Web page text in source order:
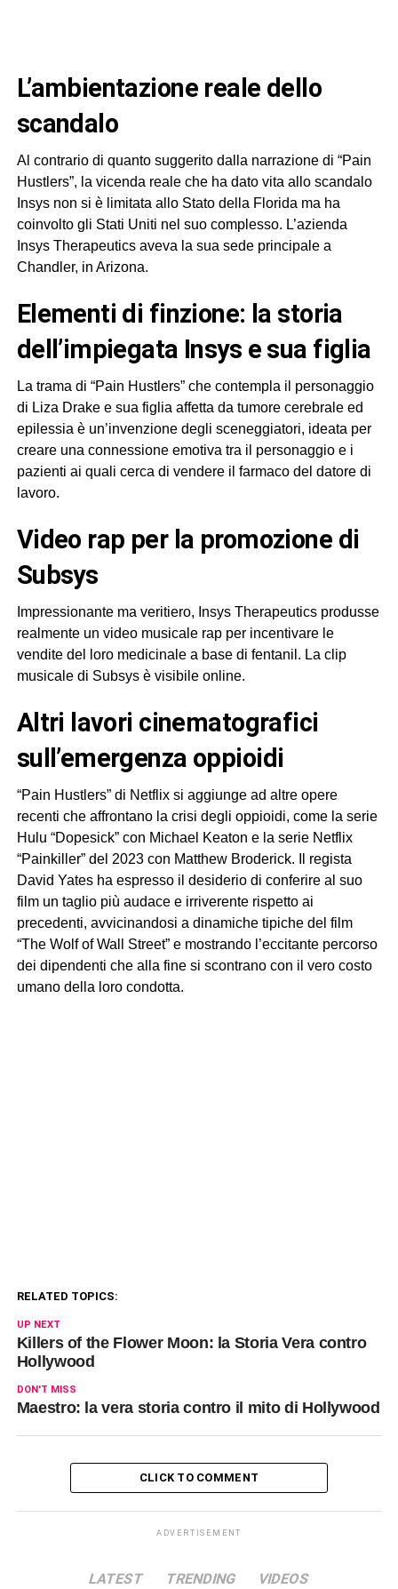
l’ambientazione reale dello
scandalo
Al contrario di quanto suggerito dalla narrazione di “Pain
Hustlers”, la vicenda reale che ha dato vita allo scandalo
Insys non si è limitata allo Stato della Florida ma ha
coinvolto gli Stati Uniti nel suo complesso. L’azienda
Insys Therapeutics aveva la sua sede principale a
Chandler, in Arizona.
elementi di finzione: la storia
dell’impiegata Insys e sua figlia
La trama di “Pain Hustlers” che contempla il personaggio
di Liza Drake e sua figlia affetta da tumore cerebrale ed
epilessia è un’invenzione degli sceneggiatori, ideata per
creare una connessione emotiva tra il personaggio e i
pazienti ai quali cerca di vendere il farmaco del datore di
lavoro.
video rap per la promozione di
Subsys
Impressionante ma veritiero, Insys Therapeutics produsse
realmente un video musicale rap per incentivare le
vendite del loro medicinale a base di fentanil. La clip
musicale di Subsys è visibile online.
altri lavori cinematografici
sull’emergenza oppioidi
“Pain Hustlers” di Netflix si aggiunge ad altre opere
recenti che affrontano la crisi degli oppioidi, come la serie
Hulu “Dopesick” con Michael Keaton e la serie Netflix
“Painkiller” del 2023 con Matthew Broderick. Il regista
David Yates ha espresso il desiderio di conferire al suo
film un taglio più audace e irriverente rispetto ai
precedenti, avvicinandosi a dinamiche tipiche del film
“The Wolf of Wall Street” e mostrando l’eccitante percorso
dei dipendenti che alla fine si scontrano con il vero costo
umano della loro condotta.
RELATED TOPICS:
UP NEXT
Killers of the Flower Moon: la Storia Vera contro
Hollywood
DON'T MISS
Maestro: la vera storia contro il mito di Hollywood
CLICK TO COMMENT
ADVERTISEMENT
LATEST TRENDING VIDEOS